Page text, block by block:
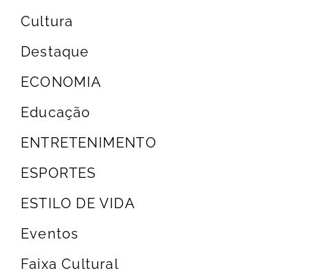
Cultura
Destaque
ECONOMIA
Educação
ENTRETENIMENTO
ESPORTES
ESTILO DE VIDA
Eventos
Faixa Cultural